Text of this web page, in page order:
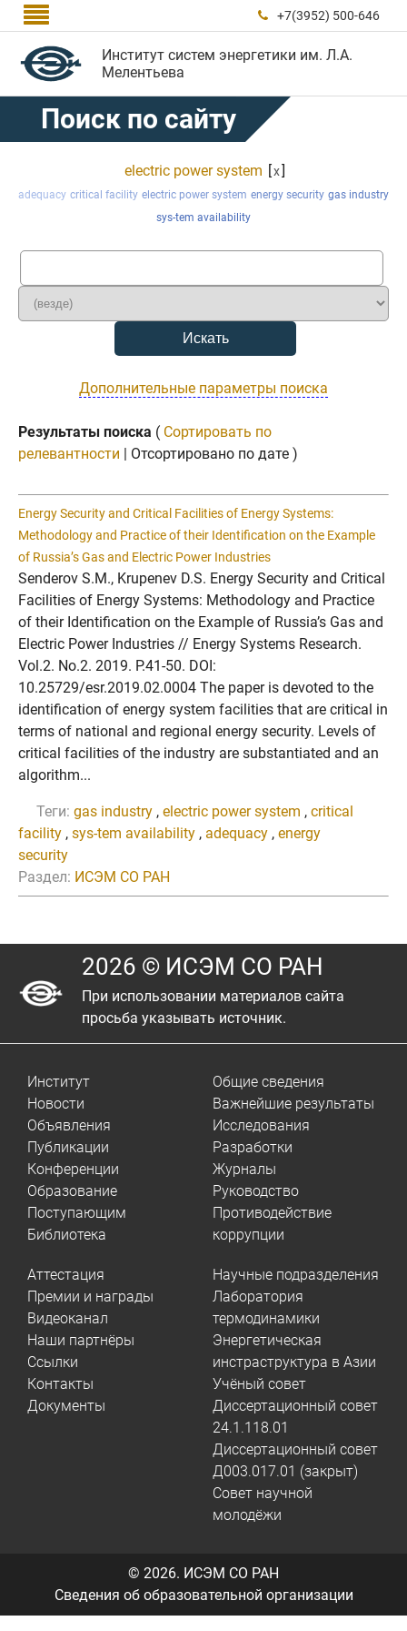
  +7(3952) 500-646
Институт систем энергетики им. Л.А.
Мелентьева
Поиск по сайту
electric power system [x]
adequacy critical facility electric power system energy security gas industry
sys-tem availability
Дополнительные параметры поиска
Результаты поиска ( Сортировать по
релевантности | Отсортировано по дате )
Energy Security and Critical Facilities of Energy Systems:
Methodology and Practice of their Identification on the Example
of Russia’s Gas and Electric Power Industries
Senderov S.M., Krupenev D.S. Energy Security and Critical
Facilities of Energy Systems: Methodology and Practice
of their Identification on the Example of Russia’s Gas and
Electric Power Industries // Energy Systems Research.
Vol.2. No.2. 2019. P.41-50. DOI:
10.25729/esr.2019.02.0004 The paper is devoted to the
identification of energy system facilities that are critical in
terms of national and regional energy security. Levels of
critical facilities of the industry are substantiated and an
algorithm...
Теги: gas industry , electric power system , critical
facility , sys-tem availability , adequacy , energy
security
Раздел: ИСЭМ СО РАН
2026 © ИСЭМ СО РАН
При использовании материалов сайта
просьба указывать источник.
Институт
Новости
Объявления
Публикации
Конференции
Образование
Поступающим
Библиотека
Общие сведения
Важнейшие результаты
Исследования
Разработки
Журналы
Руководство
Противодействие
коррупции
Аттестация
Премии и награды
Видеоканал
Наши партнёры
Ссылки
Контакты
Документы
Научные подразделения
Лаборатория
термодинамики
Энергетическая
инстраструктура в Азии
Учёный совет
Диссертационный совет
24.1.118.01
Диссертационный совет
Д003.017.01 (закрыт)
Совет научной
молодёжи
© 2026. ИСЭМ СО РАН
Сведения об образовательной организации